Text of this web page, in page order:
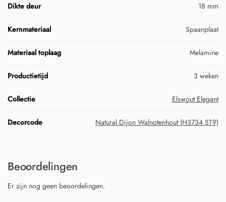
Dikte deur 18 mm
Kernmateriaal Spaanplaat
Materiaal toplaag Melamine
Productietijd 3 weken
Collectie Elswout Elegant
Decorcode Natural Dijon Walnotenhout (H3734 ST9)
Beoordelingen
Er zijn nog geen beoordelingen.